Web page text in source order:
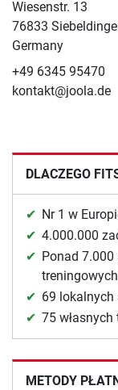
Wiesenstr. 13
76833
Germany
+49 6345 95470
kontakt@joola.de
DLACZEGO
Nr 1 w
4.000.000
Ponad
treningowych
69
75
METODY